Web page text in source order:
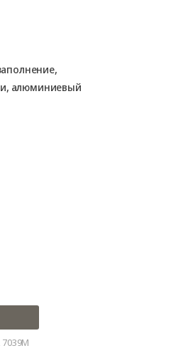
алюминиевый
7039M